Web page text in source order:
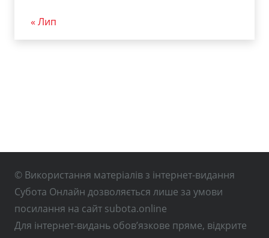
« Лип
© Використання матеріалів з інтернет-видання
Субота Онлайн дозволяється лише за умови
посилання на сайт subota.online
Для інтернет-видань обов’язкове пряме, відкрите